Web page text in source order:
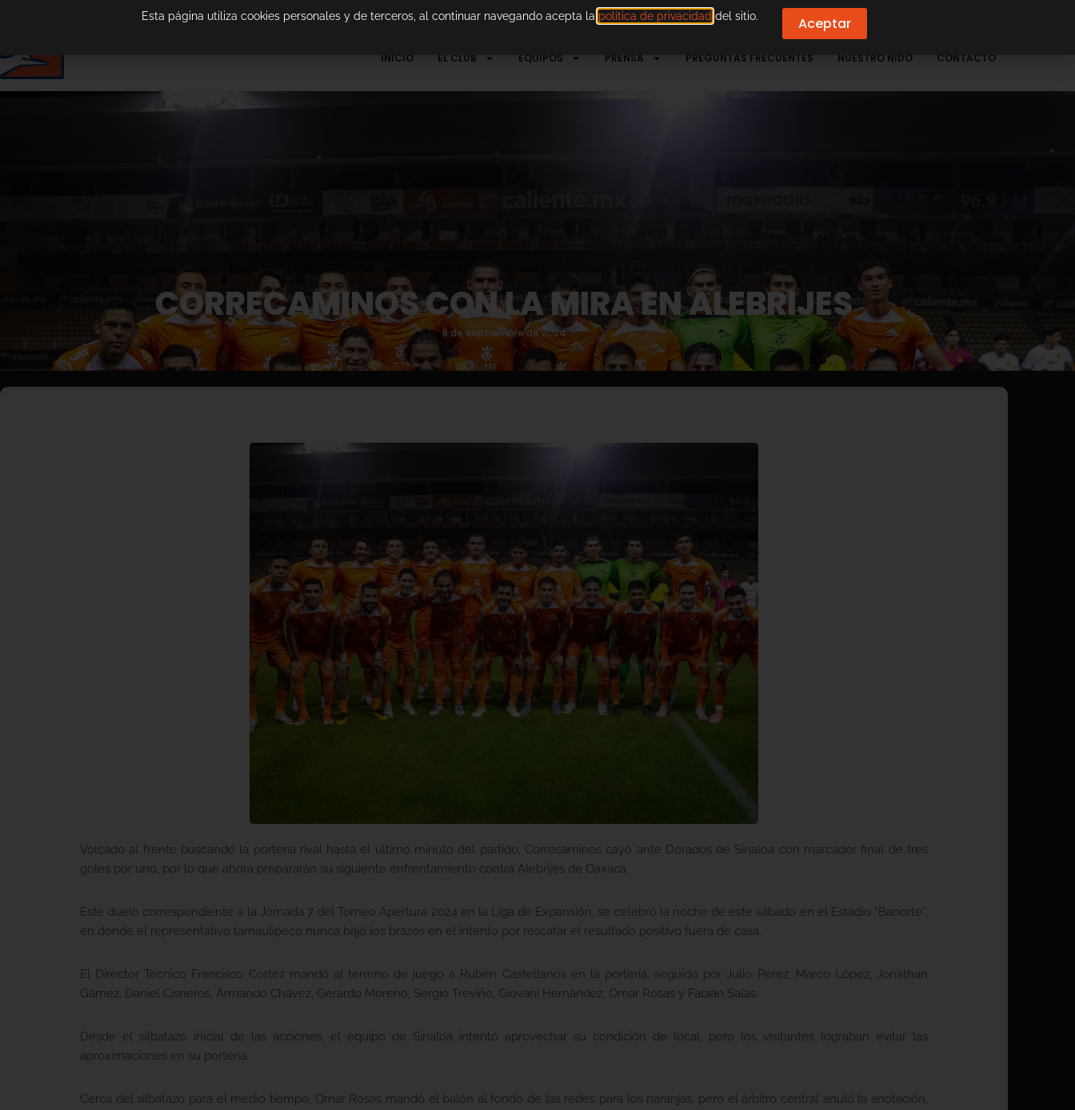
INICIO EL CLUB EQUIPOS PRENSA PREGUNTAS FRECUENTES NUESTRO NIDO CONTACTO
CORRECAMINOS CON LA MIRA EN ALEBRIJES
8 de septiembre de 2024
Volcado al frente buscando la portería rival hasta el último minuto del partido, Correcaminos cayó ante Dorados de Sinaloa con marcador final de tres
goles por uno, por lo que ahora prepararán su siguiente enfrentamiento contra Alebrijes de Oaxaca.
Este duelo correspondiente a la Jornada 7 del Torneo Apertura 2024 en la Liga de Expansión, se celebró la noche de este sábado en el Estadio “Banorte”,
en donde el representativo tamaulipeco nunca bajó los brazos en el intento por rescatar el resultado positivo fuera de casa.
El Director Técnico Francisco Cortéz mandó al terreno de juego a Rubén Castellanos en la portería, seguido por Julio Pérez, Marco López, Jonathan
Gámez, Daniel Cisneros, Armando Chávez, Gerardo Moreno, Sergio Treviño, Giovani Hernández, Omar Rosas y Fabián Salas.
Desde el silbatazo inicial de las acciones, el equipo de Sinaloa intentó aprovechar su condición de local, pero los visitantes lograban evitar las
aproximaciones en su portería.
Cerca del silbatazo para el medio tiempo, Omar Rosas mandó el balón al fondo de las redes para los naranjas, pero el árbitro central anuló la anotación,
Esta página utiliza cookies personales y de terceros, al continuar navegando acepta la política de privacidad del sitio. Aceptar